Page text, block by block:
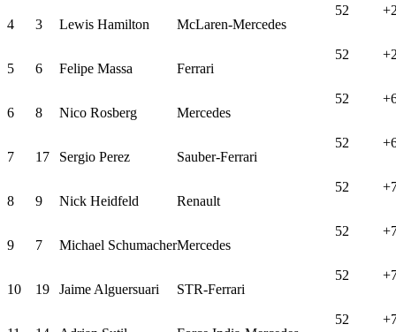
4 3 Lewis Hamilton McLaren-Mercedes
52
5 6 Felipe Massa Ferrari
52
6 8 Nico Rosberg Mercedes
52
7 17 Sergio Perez Sauber-Ferrari
52
8 9 Nick Heidfeld Renault
52
9 7 Michael SchumacherMercedes
52
10 19 Jaime Alguersuari STR-Ferrari
52
52